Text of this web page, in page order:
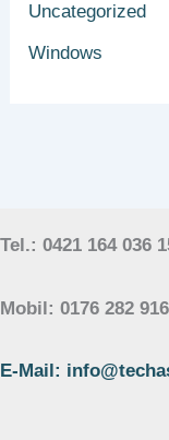
Uncategorized
Windows
Tel.: 0421 164 036
Mobil: 0176 282
E-Mail: